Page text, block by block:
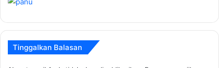
Tinggalkan Balasan